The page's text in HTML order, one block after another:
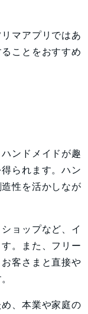
マアプリではあ
ことをおすすめ
ンドメイドが趣
られます。ハン
性を活かしなが
ョップなど、イ
。また、フリー
客さまと直接や
、本業や家庭の